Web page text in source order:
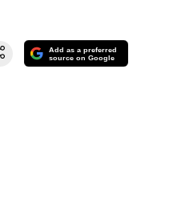
Add as a preferred
source on Google